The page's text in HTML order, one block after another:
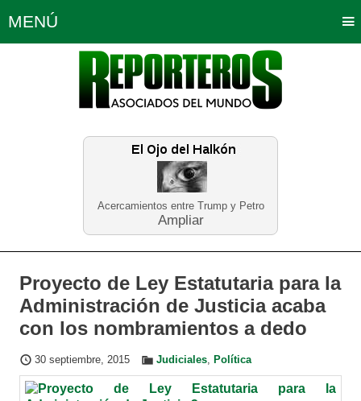
Acercamientos entre Trump y Petro
Ampliar
MENÚ
Política Opinión Bogotá
Planeta Tierra Deportes
Educación Neira
Proyecto de Ley Estatutaria para la
Administración de Justicia acaba
con los nombramientos a dedo
30 septiembre, 2015 Judiciales, Política